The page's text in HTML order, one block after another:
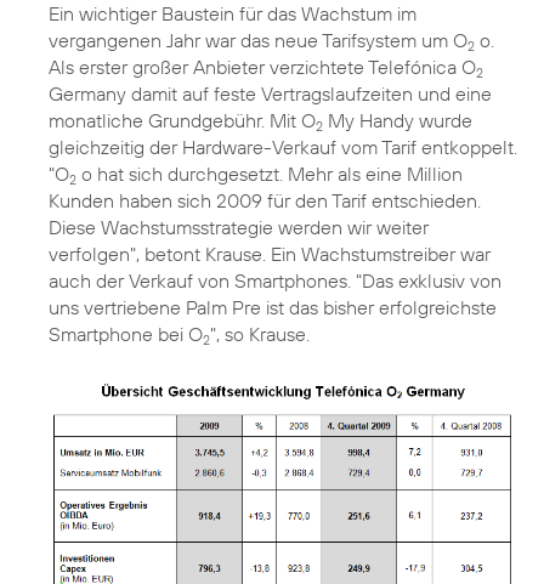
Ein wichtiger Baustein für das Wachstum im
vergangenen Jahr war das neue Tarifsystem um O2 o.
Als erster großer Anbieter verzichtete Telefónica O2
Germany damit auf feste Vertragslaufzeiten und eine
monatliche Grundgebühr. Mit O2 My Handy wurde
gleichzeitig der Hardware-Verkauf vom Tarif entkoppelt.
"O2 o hat sich durchgesetzt. Mehr als eine Million
Kunden haben sich 2009 für den Tarif entschieden.
Diese Wachstumsstrategie werden wir weiter
verfolgen", betont Krause. Ein Wachstumstreiber war
auch der Verkauf von Smartphones. "Das exklusiv von
uns vertriebene Palm Pre ist das bisher erfolgreichste
Smartphone bei O2", so Krause.